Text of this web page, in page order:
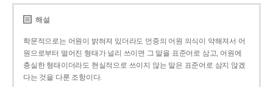
해설
학문적으로는 어원이 밝혀져 있더라도 언중의 어원 의식이 약해져서 어
원으로부터 멀어진 형태가 널리 쓰이면 그 말을 표준어로 삼고, 어원에
충실한 형태이더라도 현실적으로 쓰이지 않는 말은 표준어로 삼지 않겠
다는 것을 다룬 조항이다.